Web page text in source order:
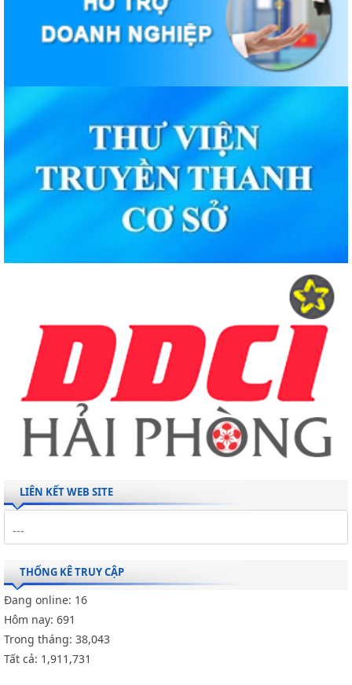
LIÊN KẾT WEB SITE
THỐNG KÊ TRUY CẬP
Đang online: 16
Hôm nay: 691
Trong tháng: 38,043
Tất cả: 1,911,731